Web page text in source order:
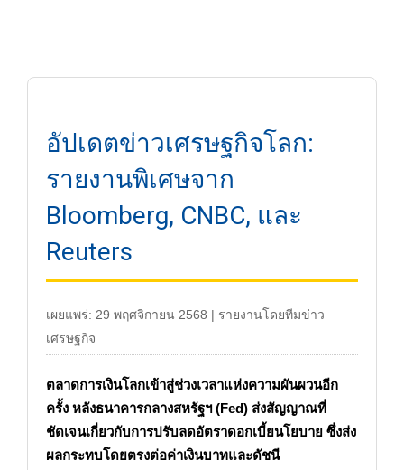
อัปเดตข่าวเศรษฐกิจโลก:
รายงานพิเศษจาก
Bloomberg, CNBC, และ
Reuters
เผยแพร่: 29 พฤศจิกายน 2568 | รายงานโดยทีมข่าว
เศรษฐกิจ
ตลาดการเงินโลกเข้าสู่ช่วงเวลาแห่งความผันผวนอีก
ครั้ง หลังธนาคารกลางสหรัฐฯ (Fed) ส่งสัญญาณที่
ชัดเจนเกี่ยวกับการปรับลดอัตราดอกเบี้ยนโยบาย ซึ่งส่ง
ผลกระทบโดยตรงต่อค่าเงินบาทและดัชนี